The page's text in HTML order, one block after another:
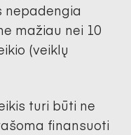
nepadengia
mažiau nei 10
(veiklų
turi būti ne
finansuoti